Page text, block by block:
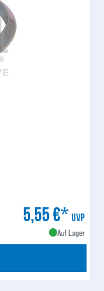
5,55 €* UVP
Auf Lager